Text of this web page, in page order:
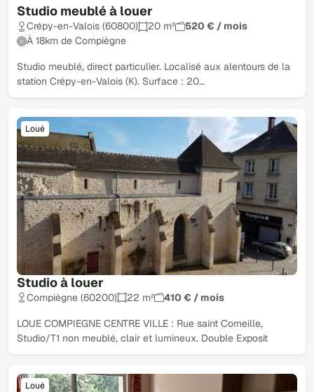
Studio meublé à louer
Loué
Crépy-en-Valois (60800) 20 m²
520 € / mois
À 18km de Compiègne
Studio meublé, direct particulier. Localisé aux alentours de la
station Crépy-en-Valois (K). Surface : 20…
Studio à louer
Loué
Compiègne (60200) 22 m² 410 € / mois
LOUE COMPIEGNE CENTRE VILLE : Rue saint Corneille,
Studio/T1 non meublé, clair et lumineux. Double Exposit
Loué